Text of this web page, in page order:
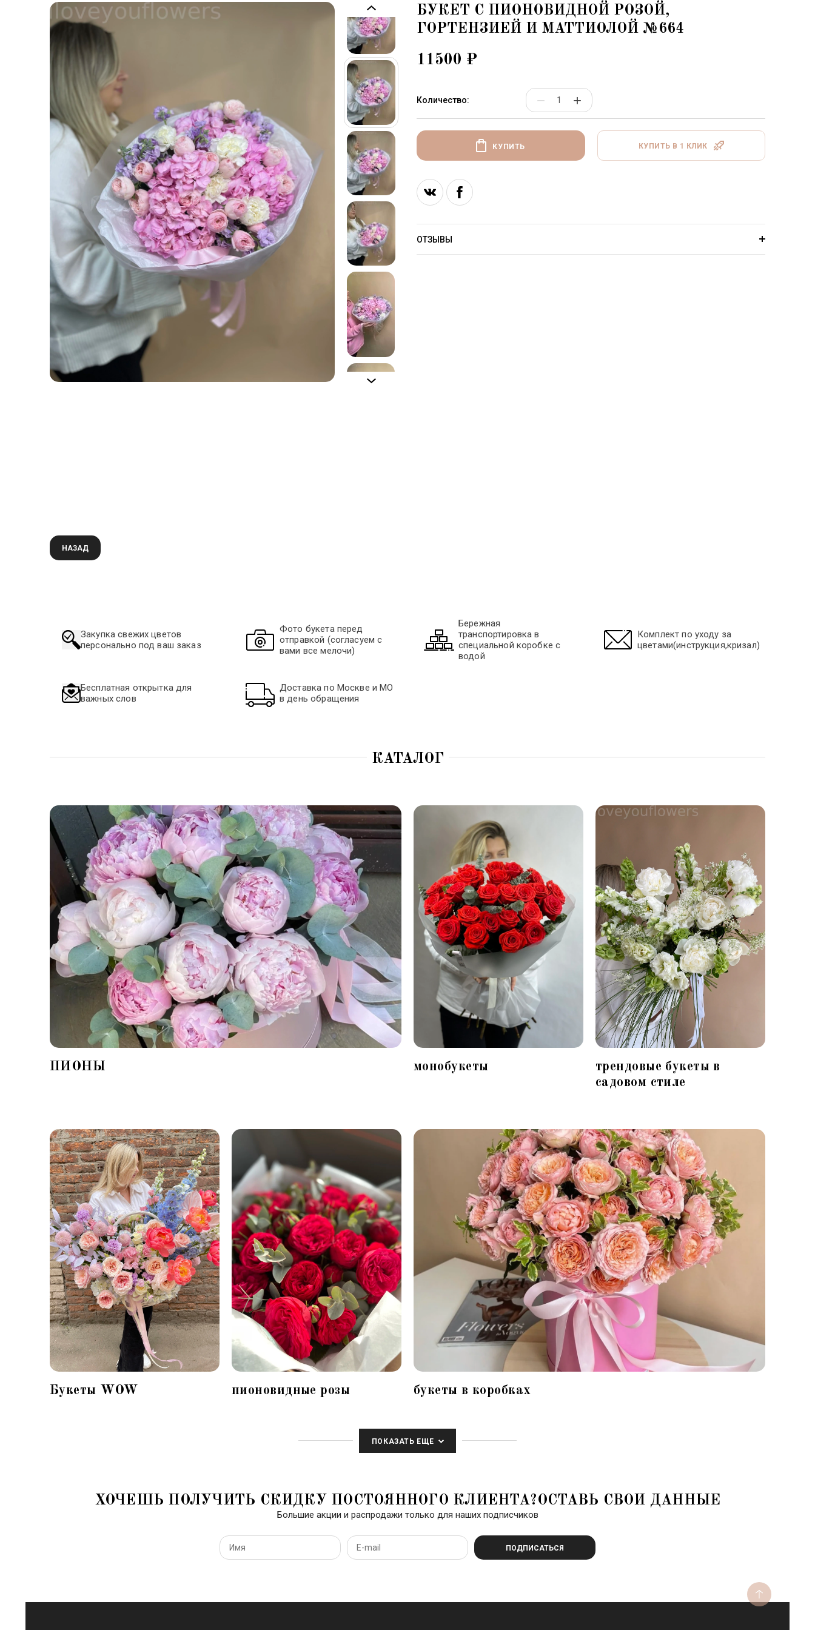
БУКЕТ С ПИОНОВИДНОЙ РОЗОЙ,
ГОРТЕНЗИЕЙ И МАТТИОЛОЙ №664
11500 ₽
Количество: − +
КУПИТЬ КУПИТЬ В 1 КЛИК
ОТЗЫВЫ
НАЗАД
Закупка свежих цветов
персонально под ваш заказ
Фото букета перед
отправкой (согласуем с
вами все мелочи)
Бережная
транспортировка в
специальной коробке с
водой
Комплект по уходу за
цветами(инструкция,кризал)
Бесплатная открытка для
важных слов
Доставка по Москве и МО
в день обращения
КАТАЛОГ
ПИОНЫ монобукеты
трендовые букеты в
садовом стиле
Букеты WOW пионовидные розы букеты в коробках
ПОКАЗАТЬ ЕЩЕ
ХОЧЕШЬ ПОЛУЧИТЬ СКИДКУ ПОСТОЯННОГО КЛИЕНТА?ОСТАВЬ СВОИ ДАННЫЕ
Большие акции и распродажи только для наших подписчиков
ПОДПИСАТЬСЯ